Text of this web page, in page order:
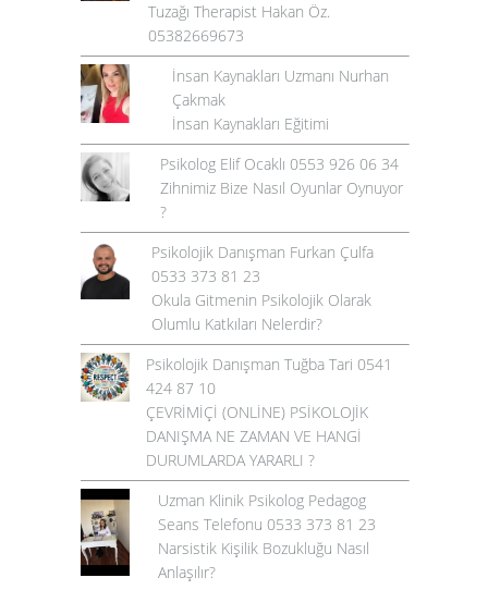
Tuzağı Therapist Hakan Öz.
05382669673
İnsan Kaynakları Uzmanı Nurhan
Çakmak
İnsan Kaynakları Eğitimi
Psikolog Elif Ocaklı 0553 926 06 34
Zihnimiz Bize Nasıl Oyunlar Oynuyor
?
Psikolojik Danışman Furkan Çulfa
0533 373 81 23
Okula Gitmenin Psikolojik Olarak
Olumlu Katkıları Nelerdir?
Psikolojik Danışman Tuğba Tari 0541
424 87 10
ÇEVRİMİÇİ (ONLİNE) PSİKOLOJİK
DANIŞMA NE ZAMAN VE HANGİ
DURUMLARDA YARARLI ?
Uzman Klinik Psikolog Pedagog
Seans Telefonu 0533 373 81 23
Narsistik Kişilik Bozukluğu Nasıl
Anlaşılır?